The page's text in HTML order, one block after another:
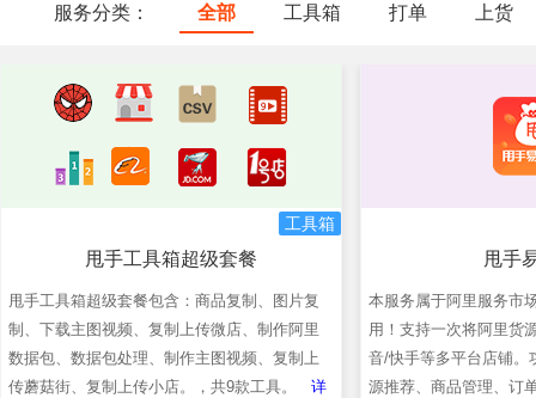
服务分类： 全部 工具箱 打单 上货
工具箱
甩手工具箱超级套餐
甩手工具箱超级套餐包含：商品复制、图片复
制、下载主图视频、复制上传微店、制作阿里
数据包、数据包处理、制作主图视频、复制上
传蘑菇街、复制上传小店。，共9款工具。 详
甩手
本服务属于阿里服务市
用！支持一次将阿里货
音/快手等多平台店铺。
源推荐、商品管理、订